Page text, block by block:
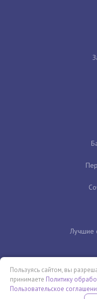
Лучшие
Пользуясь сайтом, вы
принимаете Политику
Пользовательское